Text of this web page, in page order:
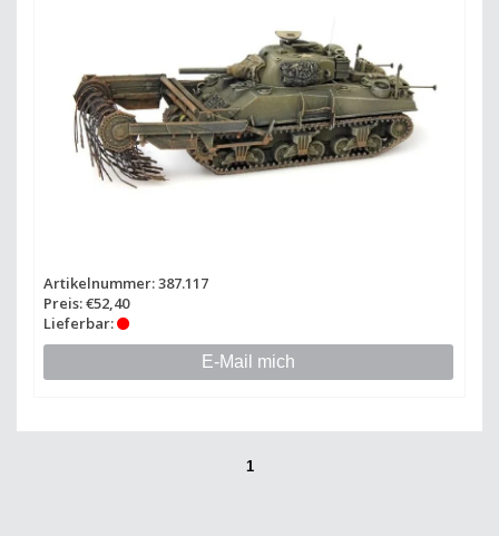
Artikelnummer: 387.117
Preis: €52,40
Lieferbar:
E-Mail mich
1